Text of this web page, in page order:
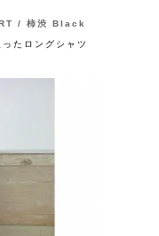
/ 柿渋 Black
たロングシャツ